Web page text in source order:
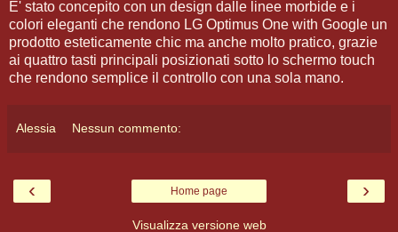
E' stato concepito con un design dalle linee morbide e i
colori eleganti che rendono LG Optimus One with Google un
prodotto esteticamente chic ma anche molto pratico, grazie
ai quattro tasti principali posizionati sotto lo schermo touch
che rendono semplice il controllo con una sola mano.
Alessia Nessun commento:
‹ ›
Home page
Visualizza versione web